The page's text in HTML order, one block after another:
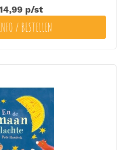
p/st
/ BESTELLEN